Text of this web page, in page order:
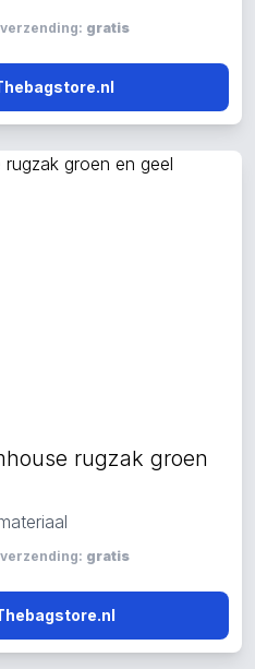
gratis
rugzak groen
gratis